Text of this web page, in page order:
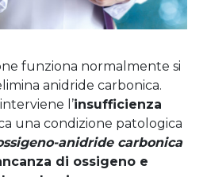
funziona normalmente si
anidride carbonica.
l’insufficienza
una condizione patologica
anidride carbonica
di ossigeno e